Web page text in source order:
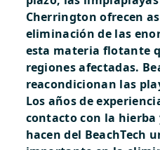
Cherrington ofrecen
eliminación de las
esta materia flotante
regiones afectadas.
reacondicionan las
Los años de
contacto con la
hacen del BeachTech